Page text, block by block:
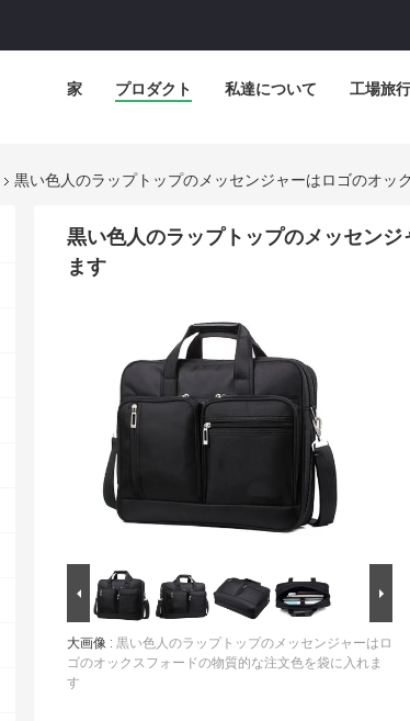
家 プロダクト 私達について 工場旅行
黒い色人のラップトップのメッセンジャーはロゴのオッ
黒い色人のラップトップのメッセン
ます
大画像 : 黒い色人のラップトップのメッセンジャーはロ
ゴのオックスフォードの物質的な注文色を袋に入れま
す